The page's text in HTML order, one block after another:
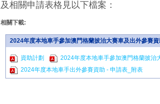
及相關申請表格見以下檔案：
相關下載:
2024年度本地車手參加澳門格蘭披治大賽車及出外參賽資
資助計劃 2024年度本地車手參加澳門格蘭披治
2024年度本地車手出外參賽資助 - 申請表_附表